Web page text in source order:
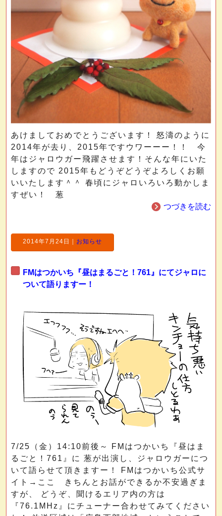
あけましておめでとうございます！ 怒濤のように
2014年が去り、2015年ですウワーーー！！ 今
年はジャロウガー飛躍させます！そんな年にいた
しますので 2015年もどうぞどうぞよろしくお願
いいたします＾＾ 春頃にジャロいろいろ動かしま
すぜい！ 葱
つづきを読む
2014年7月24日 お知らせ
FMはつかいち『昼はまるごと！761』にてジャロに
ついて語りますー！
7/25（金）14:10前後～ FMはつかいち『昼はま
るごと！761』に 葱が出演し、ジャロウガーにつ
いて語らせて頂きますー！ FMはつかいち公式サ
イト→ここ きちんとお話ができるか不安過ぎま
すが、 どうぞ、聞けるエリア内の方は
『76.1MHz』にチューナー合わせてみてください